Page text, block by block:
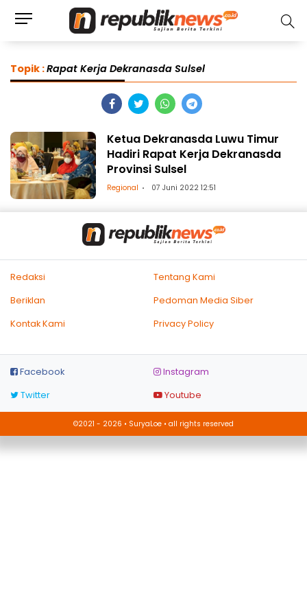
Topik :Rapat Kerja Dekranasda Sulsel
Ketua Dekranasda Luwu Timur
Hadiri Rapat Kerja Dekranasda
Provinsi Sulsel
Regional 07 Juni 2022 12:51
Redaksi
Tentang Kami
Beriklan
Pedoman Media Siber
Kontak Kami
Privacy Policy
Facebook
Instagram
Twitter
Youtube
©2021 - 2026 • SuryaLoe • all rights reserved